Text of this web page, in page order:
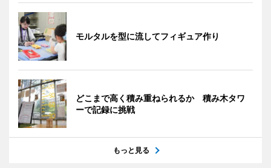
モルタルを型に流してフィギュア作り
どこまで高く積み重ねられるか 積み木タワ
ーで記録に挑戦
もっと見る